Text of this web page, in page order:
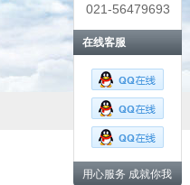
021-56479693
在线客服
用心服务 成就你我